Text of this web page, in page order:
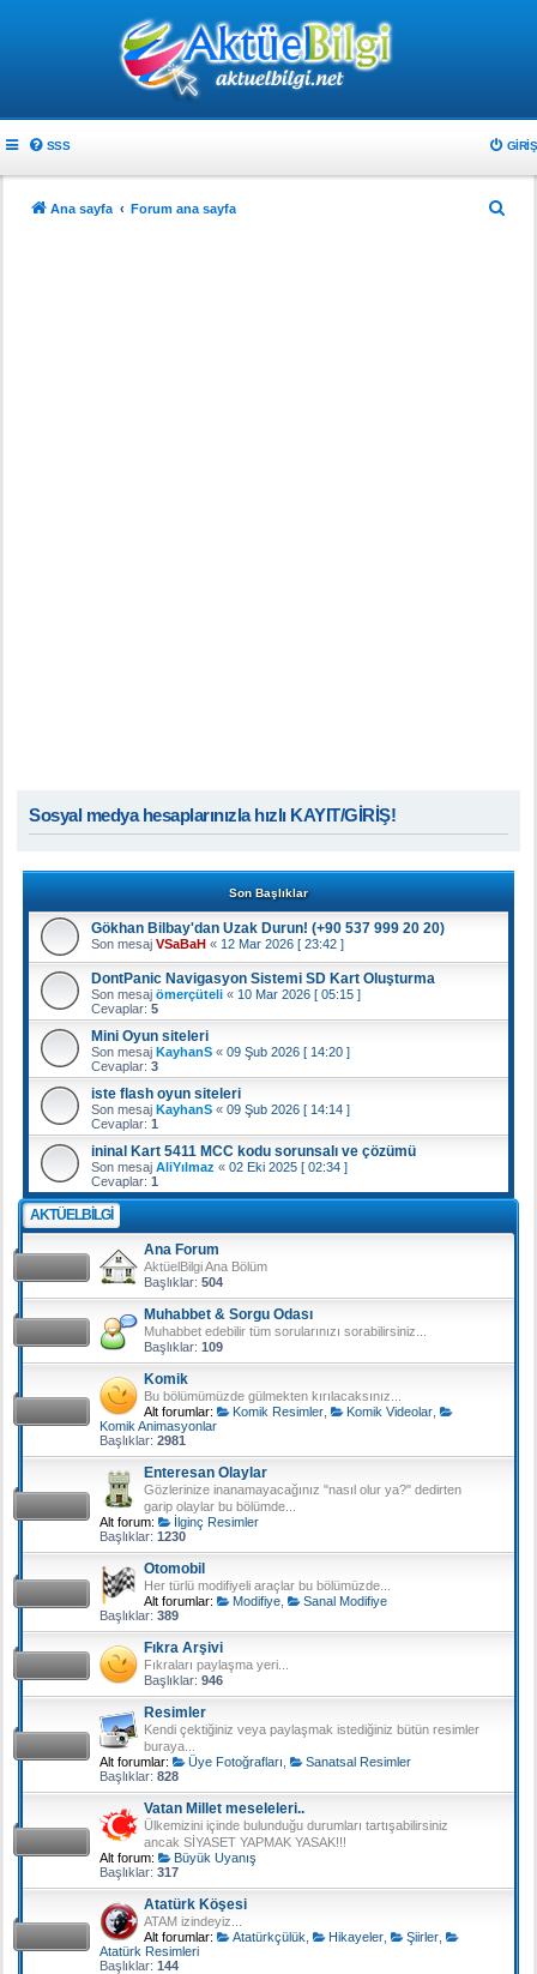
SSS GIRIŞ
Ana sayfa Forum ana sayfa
Sosyal medya hesaplarınızla hızlı KAYIT/GİRİŞ!
Son Başlıklar
Gökhan Bilbay'dan Uzak Durun! (+90 537 999 20 20)
Son mesaj VSaBaH « 12 Mar 2026 [ 23:42 ]
DontPanic Navigasyon Sistemi SD Kart Oluşturma
Son mesaj ömerçüteli « 10 Mar 2026 [ 05:15 ]
Cevaplar: 5
Mini Oyun siteleri
Son mesaj KayhanS « 09 Şub 2026 [ 14:20 ]
Cevaplar: 3
iste flash oyun siteleri
Son mesaj KayhanS « 09 Şub 2026 [ 14:14 ]
Cevaplar: 1
ininal Kart 5411 MCC kodu sorunsalı ve çözümü
Son mesaj AliYılmaz « 02 Eki 2025 [ 02:34 ]
Cevaplar: 1
AKTÜELBILGI
Ana Forum
AktüelBilgi Ana Bölüm
Başlıklar: 504
Muhabbet & Sorgu Odası
Muhabbet edebilir tüm sorularınızı sorabilirsiniz...
Başlıklar: 109
Komik
Bu bölümümüzde gülmekten kırılacaksınız...
Alt forumlar:
Komik Resimler, Komik Videolar,
Komik Animasyonlar
Başlıklar: 2981
Enteresan Olaylar
Gözlerinize inanamayacağınız "nasıl olur ya?" dedirten
garip olaylar bu bölümde...
Alt forum:
İlginç Resimler
Başlıklar: 1230
Otomobil
Her türlü modifiyeli araçlar bu bölümüzde...
Alt forumlar:
Modifiye,
Sanal Modifiye
Başlıklar: 389
Fıkra Arşivi
Fıkraları paylaşma yeri...
Başlıklar: 946
Resimler
Kendi çektiğiniz veya paylaşmak istediğiniz bütün resimler
buraya...
Alt forumlar:
Üye Fotoğrafları
Sanatsal Resimler
Başlıklar: 828
Vatan Millet meseleleri..
Ülkemizini içinde bulunduğu durumları tartışabilirsiniz
ancak SİYASET YAPMAK YASAK!!!
Alt forum:
Büyük Uyanış
Başlıklar: 317
Atatürk Köşesi
ATAM izindeyiz...
Alt forumlar:
Atatürkçülük Hikayeler, Şiirler,
Atatürk Resimleri
Başlıklar: 144